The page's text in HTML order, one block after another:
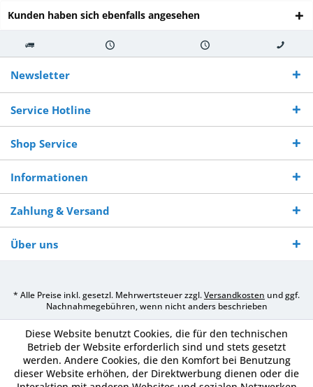
Kunden haben sich ebenfalls angesehen
Kostenloser
Versand ab €
250,-
Versand innerhalb von Versand von So erreichen
Sie uns 0160
970 511 90
Newsletter
Service Hotline
Shop Service
Informationen
Zahlung & Versand
Über uns
* Alle Preise inkl. gesetzl. Mehrwertsteuer zzgl.Versandkosten und ggf.
Nachnahmegebühren, wenn nicht anders beschrieben
Diese Website benutzt Cookies, die für den technischen
Betrieb der Website erforderlich sind und stets gesetzt
werden. Andere Cookies, die den Komfort bei Benutzung
dieser Website erhöhen, der Direktwerbung dienen oder die